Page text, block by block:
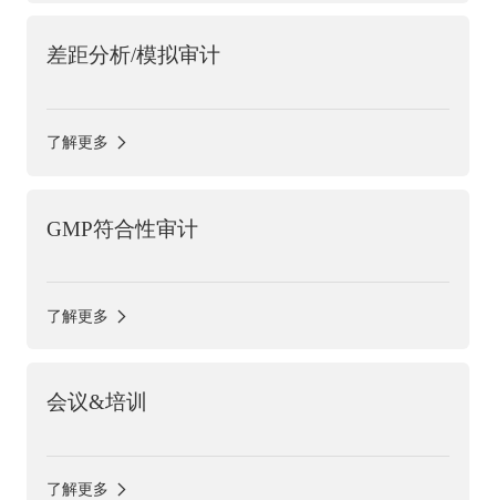
差距分析/模拟审计
了解更多
GMP符合性审计
了解更多
会议&培训
了解更多